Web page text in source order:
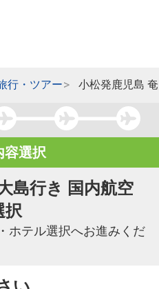
行・ツアー 小松発鹿児島
容選択
島行き 国内航空
択
ホテル選択へお進みくだ